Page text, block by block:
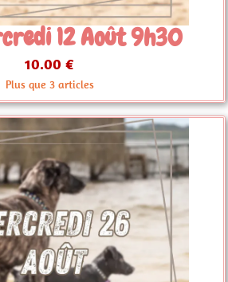
12 Août 9h30
10.00 €
Plus que 3 articles